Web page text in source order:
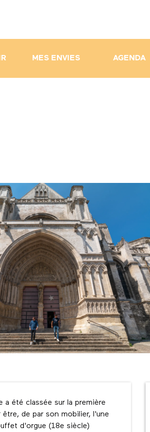
MES ENVIES AGENDA
a été classée sur la première
de par son mobilier, l'une
d'orgue (18e siècle)